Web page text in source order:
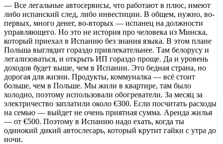
— Все легальные автосервисы, что работают в плюс, имеют
либо испанский след, либо инвестиции. В общем, нужно, во-
первых, много денег, во-вторых — испанец на должности
управляющего. Но это не история про человека из Минска,
который приехал в Испанию без знания языка. В этом плане
Польша выглядит гораздо привлекательнее. Там белорусу и
легализоваться, и открыть ИП гораздо проще. Да и уровень
доходов будет выше, чем в Испании. Это бедная страна, но
дорогая для жизни. Продукты, коммуналка — всё стоит
больше, чем в Польше. Мы жили в квартире, там было
холодно, поэтому использовали обогреватели. За месяц за
электричество заплатили около €300. Если посчитать расходы
на семью — выйдет не очень приятная сумма. Аренда жилья
— от €500. Поэтому в Испанию надо ехать, когда ты
одинокий дикий автослесарь, который крутит гайки с утра до
ночи.